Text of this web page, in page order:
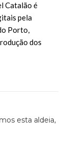
Catalão é
pela
Porto,
dos